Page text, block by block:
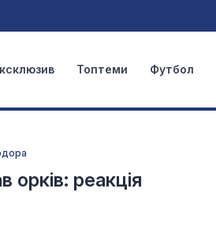
Топтеми Футбол
орків: реакція